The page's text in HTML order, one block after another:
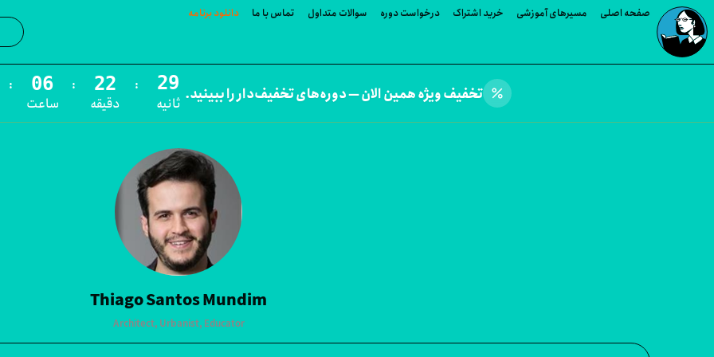
صفحه اصلی مسیرهای آموزشی خرید اشتراک درخواست دوره سوالات متداول تماس با ما دانلود برنامه
percent تخفیف ویژه همین الان — دوره‌های تخفیف‌دار را ببینید.
:
ساعت
:
دقیقه
:
ثانیه
Thiago Santos Mundim
Architect, Urbanist, Educator